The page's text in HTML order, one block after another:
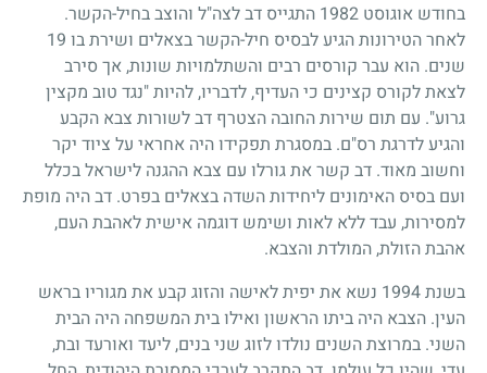
בחודש אוגוסט 1982 התגייס דב לצה"ל והוצב בחיל-הקשר.
לאחר הטירונות הגיע לבסיס חיל-הקשר בצאלים ושירת בו 19
שנים. הוא עבר קורסים רבים והשתלמויות שונות, אך סירב
לצאת לקורס קצינים כי העדיף, לדבריו, להיות "נגד טוב מקצין
גרוע". עם תום שירות החובה הצטרף דב לשורות צבא הקבע
והגיע לדרגת רס"ם. במסגרת תפקידו היה אחראי על ציוד יקר
וחשוב מאוד. דב קשר את גורלו עם צבא ההגנה לישראל בכלל
ועם בסיס האימונים ליחידות השדה בצאלים בפרט. דב היה מופת
למסירות, עבד ללא לאות ושימש דוגמה אישית לאהבת העם,
אהבת הזולת, המולדת והצבא.
בשנת1994 נשא את יפית לאישה והזוג קבע את מגוריו בראש
העין. הצבא היה ביתו הראשון ואילו בית המשפחה היה הבית
השני. במרוצת השנים נולדו לזוג שני בנים, ליעד ואורעד ובת,